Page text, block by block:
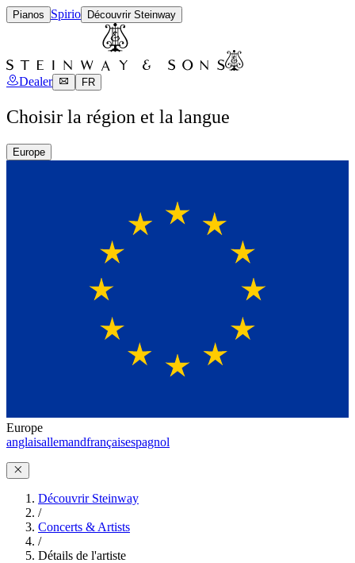
Pianos Spirio Découvrir Steinway
Dealer FR
Choisir la région et la langue
Europe
Europe
anglaisallemandfrançaisespagnol
Découvrir Steinway
/
Concerts & Artists
/
Détails de l'artiste